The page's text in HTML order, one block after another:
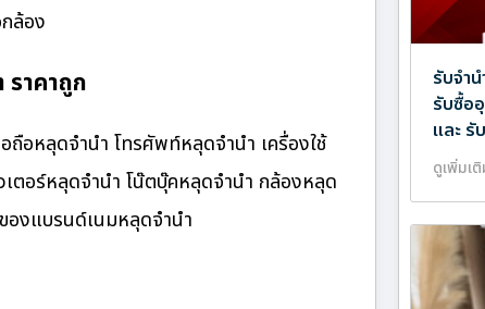
ล้อง
ราคาถูก
ถือหลุดจำนำ โทรศัพท์หลุดจำนำ เครื่องใช้
ตอร์หลุดจำนำ โน๊ตบุ๊คหลุดจำนำ กล้องหลุด
องแบรนด์เนมหลุดจำนำ
รับจำ
รับซื้อ
และ รั
ดูเพิ่มเ